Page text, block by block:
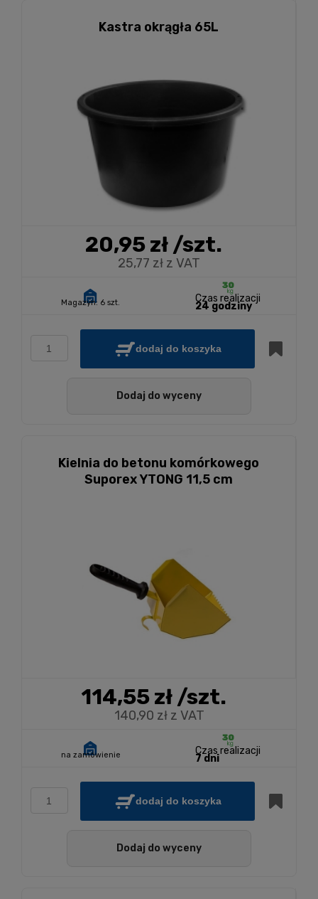
Kastra okrągła 65L
20,95 zł/szt.
25,77 zł z VAT
Magazyn: 6 szt. Czas realizacji
24 godziny
dodaj do koszyka
Dodaj do wyceny
Kielnia do betonu komórkowego
Suporex YTONG 11,5 cm
114,55 zł/szt.
140,90 zł z VAT
na zamówienie Czas realizacji
7 dni
dodaj do koszyka
Dodaj do wyceny